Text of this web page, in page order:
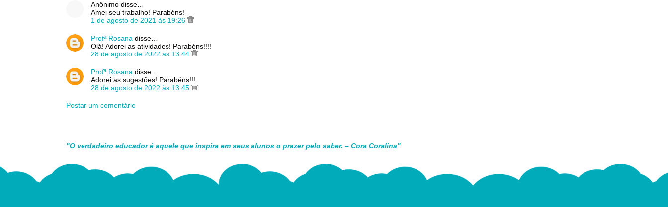
Anônimo disse…
Amei seu trabalho! Parabéns!
1 de agosto de 2021 às 19:26
Profª Rosana disse…
Olá! Adorei as atividades! Parabéns!!!!
28 de agosto de 2022 às 13:44
Profª Rosana disse…
Adorei as sugestões! Parabéns!!!
28 de agosto de 2022 às 13:45
Postar um comentário
"O verdadeiro educador é aquele que inspira em seus alunos o prazer pelo saber. – Cora Coralina"